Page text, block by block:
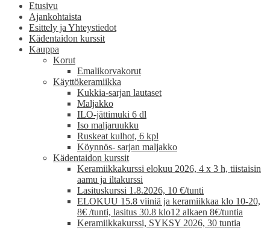
Etusivu
Ajankohtaista
Esittely ja Yhteystiedot
Kädentaidon kurssit
Kauppa
Korut
Emalikorvakorut
Käyttökeramiikka
Kukkia-sarjan lautaset
Maljakko
ILO-jättimuki 6 dl
Iso maljaruukku
Ruskeat kulhot, 6 kpl
Köynnös- sarjan maljakko
Kädentaidon kurssit
Keramiikkakurssi elokuu 2026, 4 x 3 h, tiistaisin
aamu ja iltakurssi
Lasituskurssi 1.8.2026, 10 €/tunti
ELOKUU 15.8 viiniä ja keramiikkaa klo 10-20,
8€ /tunti, lasitus 30.8 klo12 alkaen 8€/tuntia
Keramiikkakurssi, SYKSY 2026, 30 tuntia